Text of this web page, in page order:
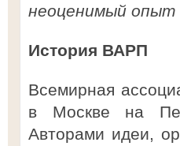
неоценимый опыт
История ВАРП
Всемирная
в Москве на
Авторами идеи,